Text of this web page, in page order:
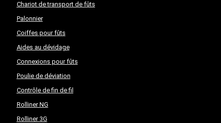
Chariot de transport de fûts
Palonnier
Coiffes pour fûts
Aides au dévidage
Connexions pour fûts
Poulie de déviation
Contrôle de fin de fil
Rolliner NG
Rolliner 3G